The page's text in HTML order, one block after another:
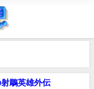
鵰英雄外伝